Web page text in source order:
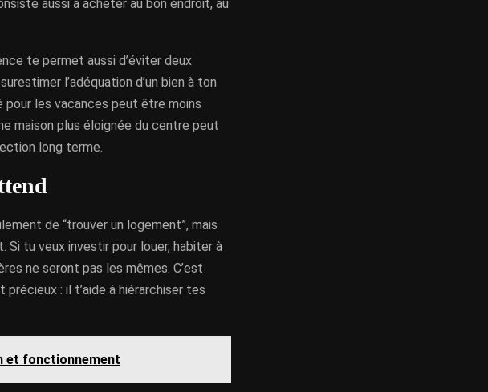
aussi à acheter au bon endroit, au
te permet aussi d’éviter deux
l’adéquation d’un bien à ton
les vacances peut être moins
maison plus éloignée du centre peut
long terme.
de “trouver un logement”, mais
tu veux investir pour louer, habiter à
ne seront pas les mêmes. C’est
: il t’aide à hiérarchiser tes
et fonctionnement